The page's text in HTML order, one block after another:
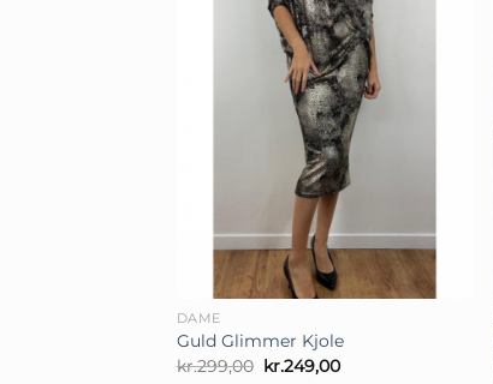
DAME
Guld Glimmer Kjole
kr.299,00 Den
kr.249,00Den